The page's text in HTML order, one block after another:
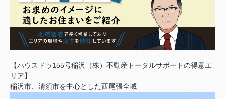
【ハウスドゥ155号稲沢（株）不動産トータルサポートの得意エ
リア】
稲沢市、清須市を中心とした西尾張全域